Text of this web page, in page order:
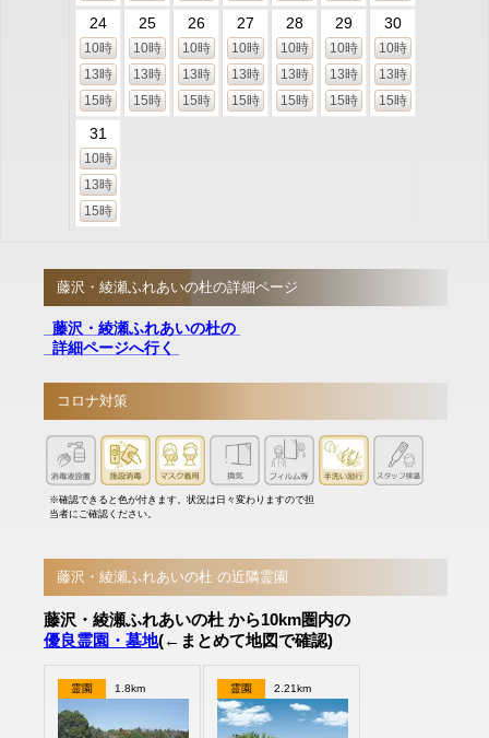
24
10時
13時
15時
25
10時
13時
15時
26
10時
13時
15時
27
10時
13時
15時
28
10時
13時
15時
29
10時
13時
15時
30
10時
13時
15時
31
10時
13時
15時
藤沢・綾瀬ふれあいの杜の詳細ページ
藤沢・綾瀬ふれあいの杜の
詳細ページへ行く
コロナ対策
※確認できると色が付きます。状況は日々変わりますので担
当者にご確認ください。
藤沢・綾瀬ふれあいの杜 の近隣霊園
藤沢・綾瀬ふれあいの杜 から10km圏内の
優良霊園・墓地(←まとめて地図で確認)
霊園 1.8km 霊園 2.21km